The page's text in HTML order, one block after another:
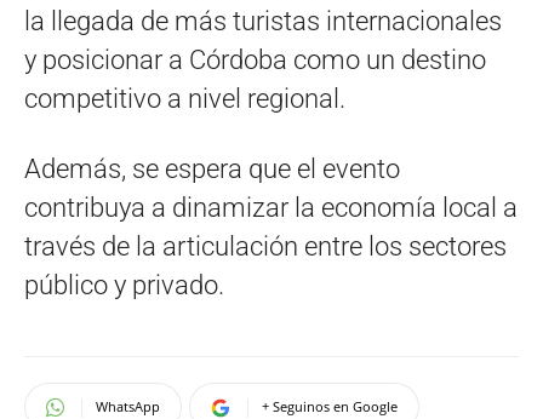
la llegada de más turistas internacionales
y posicionar a Córdoba como un destino
competitivo a nivel regional.
Además, se espera que el evento
contribuya a dinamizar la economía local a
través de la articulación entre los sectores
público y privado.
WhatsApp + Seguinos en Google